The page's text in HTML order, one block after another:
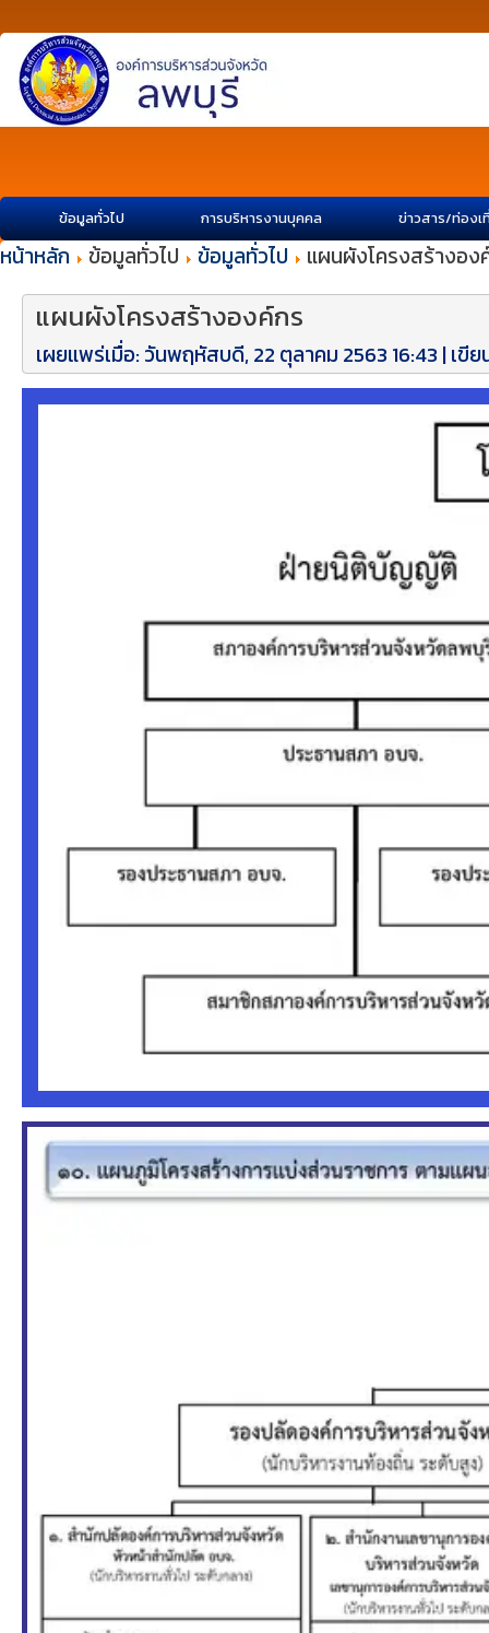
ข้อมูลทั่วไป การบริหารงานบุคคล ข่าวสาร/ท่องเ
หน้าหลัก ข้อมูลทั่วไป ข้อมูลทั่วไป แผนผังโครงสร้างอง
แผนผังโครงสร้างองค์กร
เผยแพร่เมื่อ: วันพฤหัสบดี, 22 ตุลาคม 2563 16:43 |เขี